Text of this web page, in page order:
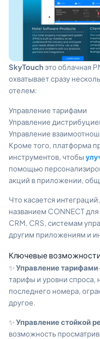
SkyTouch это облачная
охватывает сразу
отелем:
Управление тарифами
Управление
Управление
Кроме того, платформа
инструментов, чтобы
помощью
акций в приложении,
Что касается
названием CONNECT
CRM, CRS, системам
другим приложениям и
Ключевые
✨Управление тарифами
тарифы и уровни спроса,
последнего номера,
другое.
✨Управление стойкой
возможность